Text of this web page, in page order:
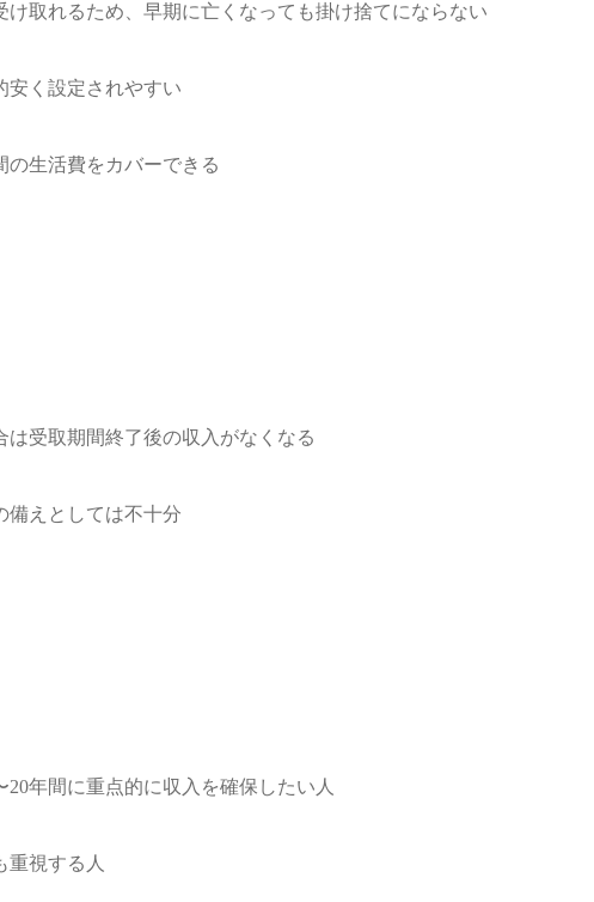
け取れるため、早期に亡くなっても掛け捨てにならない
安く設定されやすい
の生活費をカバーできる
は受取期間終了後の収入がなくなる
備えとしては不十分
20年間に重点的に収入を確保したい人
重視する人